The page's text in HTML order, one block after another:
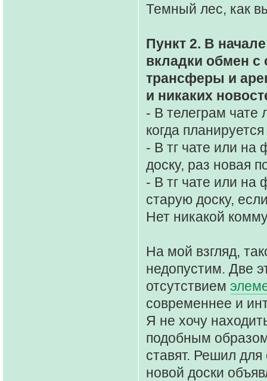
Темный лес, как
Пункт 2. В
вкладки обмен с
трансферы и
и никаких
- В телеграм
когда
- В тг чате или на
доску, раз новая
- В тг чате или
старую доску,
Нет никакой
На мой взгляд,
недопустим. Две
отсутствием
современнее и
Я не хочу
подобным
ставят. Решил для
новой доски